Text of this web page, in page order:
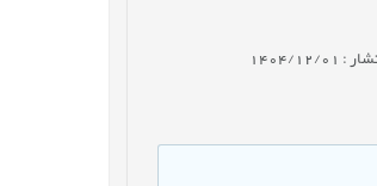
12/01